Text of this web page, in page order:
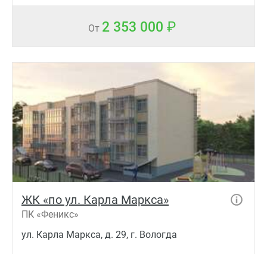
От 2 353 000
ЖК «по ул. Карла Маркса»
ПК «Феникс»
ул. Карла Маркса, д. 29, г. Вологда